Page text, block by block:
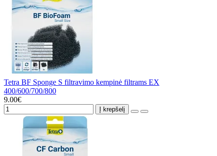
Tetra BF Sponge S filtravimo kempinė filtrams EX
400/600/700/800
9.00€
Į krepšelį